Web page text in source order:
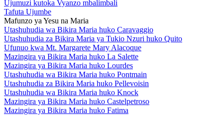
Ujumuzi kutoka Vyanzo mbalimbali
Tafuta Ujumbe
Mafunzo ya Yesu na Maria
Utashuhudia wa Bikira Maria huko Caravaggio
Utashuhudia za Bikira Maria ya Tukio Nzuri huko Quito
Ufunuo kwa Mt. Margarete Mary Alacoque
Mazingira ya Bikira Maria huko La Salette
Mazingira ya Bikira Maria huko Lourdes
Utashuhudia wa Bikira Maria huko Pontmain
Utashuhudia za Bikira Maria huko Pellevoisin
Utashuhudia wa Bikira Maria huko Knock
Mazingira ya Bikira Maria huko Castelpetroso
Mazingira ya Bikira Maria huko Fatima